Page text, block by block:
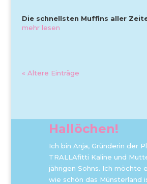
Die schnellsten Muffins aller
mehr lesen
« Ältere Einträge
Hallöchen!
Ich bin Anja, Gründerin der
TRALLAfitti Kaline und
jährigen Sohns. Ich möchte
wie schön das Münsterland